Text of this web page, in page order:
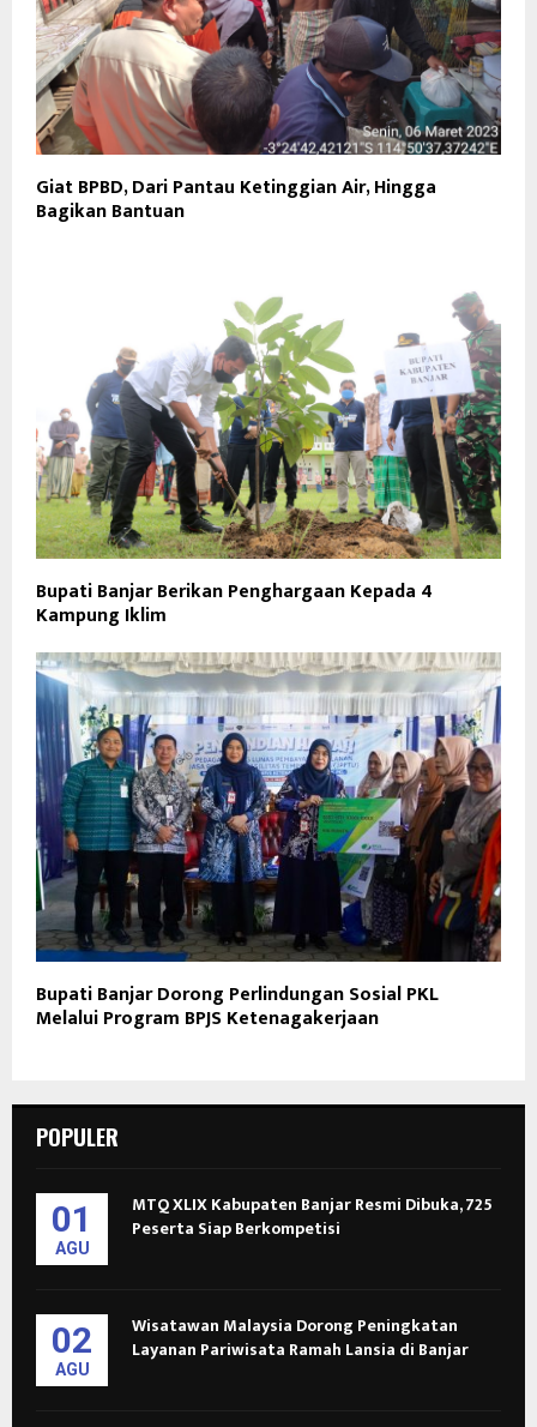
Giat BPBD, Dari Pantau Ketinggian Air, Hingga
Bagikan Bantuan
Bupati Banjar Berikan Penghargaan Kepada 4
Kampung Iklim
Bupati Banjar Dorong Perlindungan Sosial PKL
Melalui Program BPJS Ketenagakerjaan
POPULER
01
AGU
MTQ XLIX Kabupaten Banjar Resmi Dibuka, 725
Peserta Siap Berkompetisi
02
AGU
Wisatawan Malaysia Dorong Peningkatan
Layanan Pariwisata Ramah Lansia di Banjar